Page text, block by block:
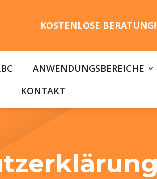
KOSTENLOSE BERATUNG!
ANWENDUNGSBEREICHE
KONTAKT